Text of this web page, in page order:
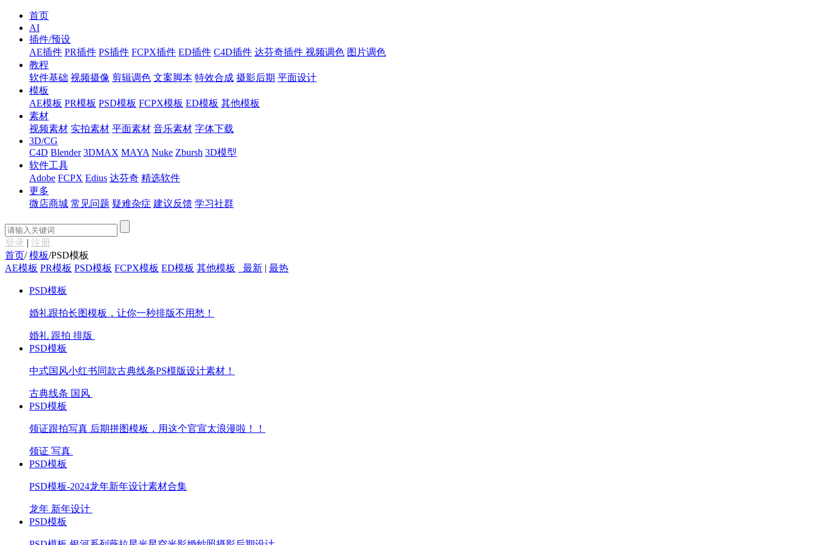
首页
AI
插件/预设
AE插件 PR插件 PS插件 FCPX插件 ED插件 C4D插件 达芬奇插件 视频调色 图片调色
教程
软件基础 视频摄像 剪辑调色 文案脚本 特效合成 摄影后期 平面设计
模板
AE模板 PR模板 PSD模板 FCPX模板 ED模板 其他模板
素材
视频素材 实拍素材 平面素材 音乐素材 字体下载
3D/CG
C4D Blender 3DMAX MAYA Nuke Zbursh 3D模型
软件工具
Adobe FCPX Edius 达芬奇 精选软件
更多
微店商城 常见问题 疑难杂症 建议反馈 学习社群
登录 | 注册
首页/ 模板/PSD模板
AE模板 PR模板 PSD模板 FCPX模板 ED模板 其他模板 最新 | 最热
PSD模板
婚礼跟拍长图模板，让你一秒排版不用愁！
婚礼 跟拍 排版
PSD模板
中式国风小红书同款古典线条PS模版设计素材！
古典线条 国风
PSD模板
领证跟拍写真 后期拼图模板，用这个官宣太浪漫啦！！
领证 写真
PSD模板
PSD模板-2024龙年新年设计素材合集
龙年 新年设计
PSD模板